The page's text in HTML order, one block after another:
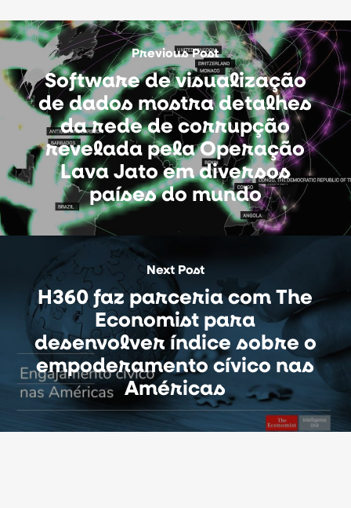
Previous Post
Software de visualização
de dados mostra detalhes
da rede de corrupção
revelada pela Operação
Lava Jato em diversos
países do mundo
Next Post
H360 faz parceria com The
Economist para
desenvolver índice sobre o
empoderamento cívico nas
Américas